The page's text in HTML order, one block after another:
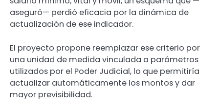
aseguró— perdió eficacia por la dinámica de
actualización de ese indicador.
El proyecto propone reemplazar ese criterio por
una unidad de medida vinculada a parámetros
utilizados por el Poder Judicial, lo que permitiría
actualizar automáticamente los montos y dar
mayor previsibilidad.